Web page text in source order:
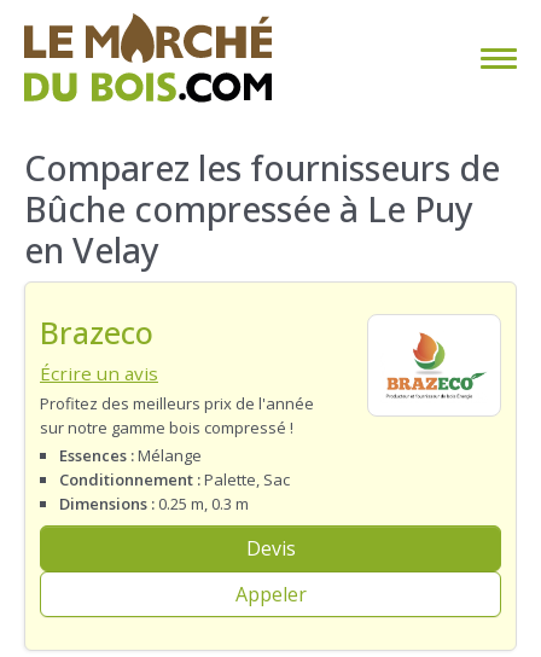
CHAUFFAGE AU BOIS
FAQ
CALCULER SA CONSOMMATION
TROUVER SON FOURNISSEUR
BLOG
ESPACE PRO
Comparez les fournisseurs de
Bûche compressée à Le Puy
en Velay
Brazeco
Écrire un avis
Profitez des meilleurs prix de l'année
sur notre gamme bois compressé !
Essences :Mélange
Conditionnement :Palette, Sac
Dimensions : 0.25 m, 0.3 m
Devis
Appeler